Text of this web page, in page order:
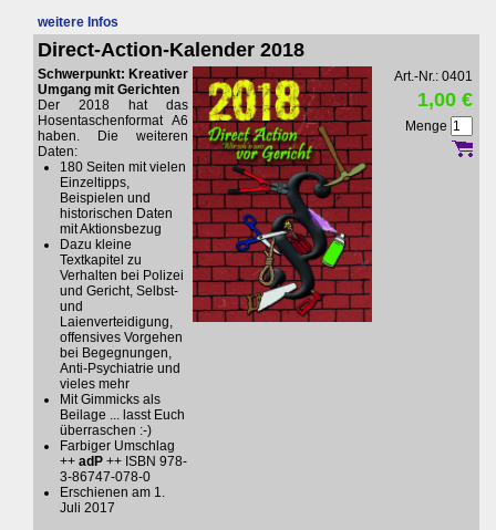
weitere Infos
Direct-Action-Kalender 2018
Schwerpunkt: Kreativer
Umgang mit Gerichten
Der 2018 hat das
Hosentaschenformat A6
haben. Die weiteren
Daten:
180 Seiten mit vielen
Einzeltipps,
Beispielen und
historischen Daten
mit Aktionsbezug
Dazu kleine
Textkapitel zu
Verhalten bei Polizei
und Gericht, Selbst-
und
Laienverteidigung,
offensives Vorgehen
bei Begegnungen,
Anti-Psychiatrie und
vieles mehr
Mit Gimmicks als
Beilage ... lasst Euch
überraschen :-)
Farbiger Umschlag
++ adP ++ ISBN 978-
3-86747-078-0
Erschienen am 1.
Juli 2017
Art.-Nr.: 0401
1,00 €
Menge